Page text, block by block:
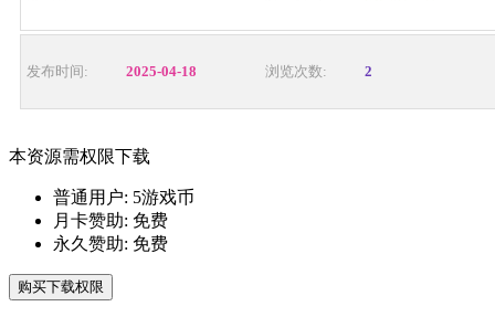
发布时间: 2025-04-18 浏览次数: 2
本资源需权限下载
普通用户: 5游戏币
月卡赞助: 免费
永久赞助: 免费
购买下载权限